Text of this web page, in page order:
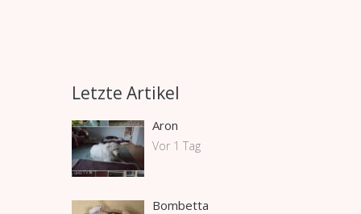
Letzte Artikel
Aron
Vor 1 Tag
Bombetta